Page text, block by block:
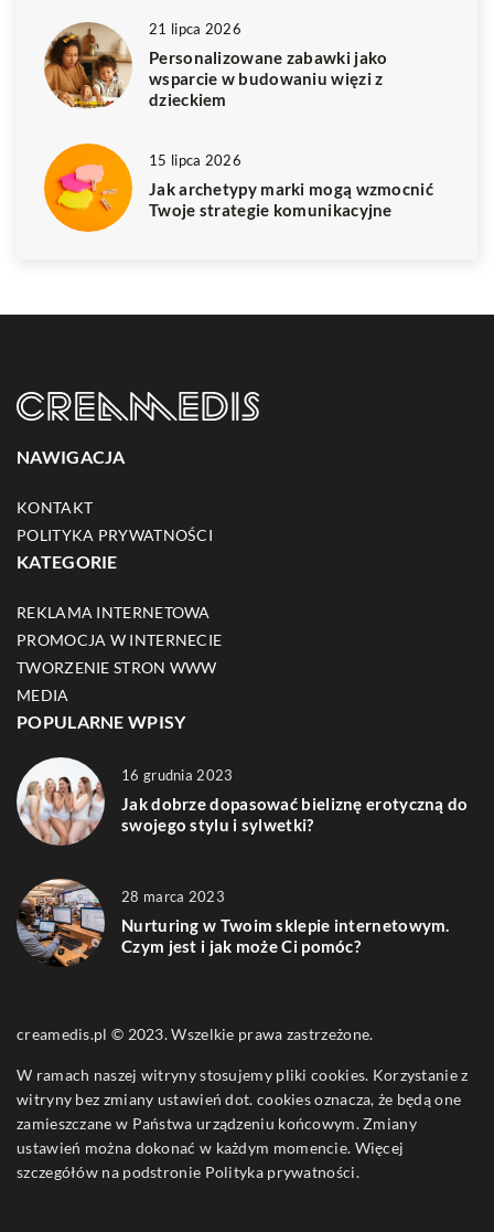
21 lipca 2026
Personalizowane zabawki jako
wsparcie w budowaniu więzi z
dzieckiem
15 lipca 2026
Jak archetypy marki mogą wzmocnić
Twoje strategie komunikacyjne
NAWIGACJA
KONTAKT
POLITYKA PRYWATNOŚCI
KATEGORIE
REKLAMA INTERNETOWA
PROMOCJA W INTERNECIE
TWORZENIE STRON WWW
MEDIA
POPULARNE WPISY
16 grudnia 2023
Jak dobrze dopasować bieliznę erotyczną do
swojego stylu i sylwetki?
28 marca 2023
Nurturing w Twoim sklepie internetowym.
Czym jest i jak może Ci pomóc?
creamedis.pl © 2023. Wszelkie prawa zastrzeżone.
W ramach naszej witryny stosujemy pliki cookies. Korzystanie z
witryny bez zmiany ustawień dot. cookies oznacza, że będą one
zamieszczane w Państwa urządzeniu końcowym. Zmiany
ustawień można dokonać w każdym momencie. Więcej
szczegółów na podstronie Polityka prywatności.